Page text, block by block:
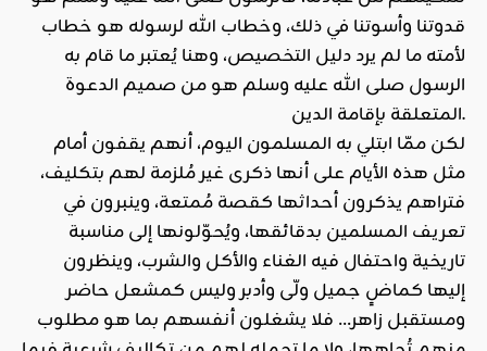
قدوتنا وأسوتنا في ذلك، وخطاب الله لرسوله هو خطاب
لأمته ما لم يرد دليل التخصيص، وهنا يُعتبر ما قام به
الرسول صلى الله عليه وسلم هو من صميم الدعوة
المتعلقة بإقامة الدين.
لكن ممّا ابتلي به المسلمون اليوم، أنهم يقفون أمام
مثل هذه الأيام على أنها ذكرى غير مُلزمة لهم بتكليف،
فتراهم يذكرون أحداثها كقصة مُمتعة، وينبرون في
تعريف المسلمين بدقائقها، ويُحوّلونها إلى مناسبة
تاريخية واحتفال فيه الغناء والأكل والشرب، وينظرون
إليها كماضٍ جميل ولّى وأدبر وليس كمشعل حاضر
ومستقبل زاهر… فلا يشغلون أنفسهم بما هو مطلوب